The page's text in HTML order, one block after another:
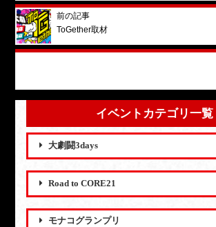
前の記事
ToGether取材
イベントカテゴリ一覧
大劇闘3days
Road to CORE21
モナコグランプリ